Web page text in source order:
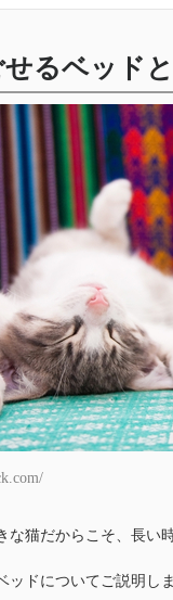
るベッド
な猫だからこそ、長い
ドについてご説明しま